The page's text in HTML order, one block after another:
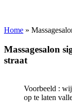
Home »
Massagesalon
straat
Voorbeeld :
op te laten